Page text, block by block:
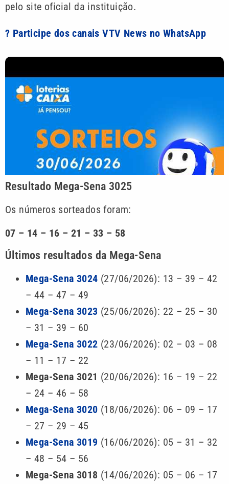
pelo site oficial da instituição.
? Participe dos canais VTV News no WhatsApp
Resultado Mega-Sena 3025
Os números sorteados foram:
07 – 14 – 16 – 21 – 33 – 58
Últimos resultados da Mega-Sena
Mega-Sena 3024 (27/06/2026): 13 – 39 – 42
– 44 – 47 – 49
Mega-Sena 3023 (25/06/2026): 22 – 25 – 30
– 31 – 39 – 60
Mega-Sena 3022 (23/06/2026): 02 – 03 – 08
– 11 – 17 – 22
Mega-Sena 3021 (20/06/2026): 16 – 19 – 22
– 24 – 46 – 58
Mega-Sena 3020 (18/06/2026): 06 – 09 – 17
– 27 – 29 – 45
Mega-Sena 3019 (16/06/2026): 05 – 31 – 32
– 48 – 54 – 56
Mega-Sena 3018 (14/06/2026): 05 – 06 – 17